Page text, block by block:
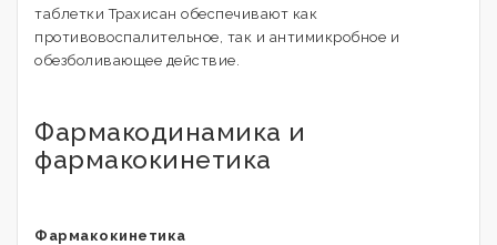
таблетки Трахисан обеспечивают как
противовоспалительное, так и антимикробное и
обезболивающее действие.
Фармакодинамика и
фармакокинетика
Фармакокинетика